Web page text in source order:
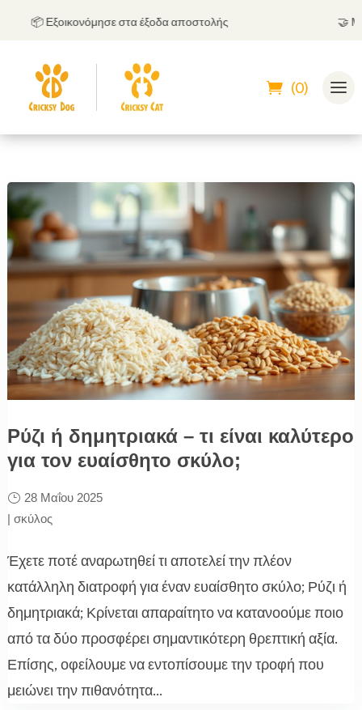
📦 Εξοικονόμησε στα έξοδα αποστολής
(0)
Ρύζι ή δημητριακά – τι είναι καλύτερο
για τον ευαίσθητο σκύλο;
28 Μαΐου 2025
| σκύλος
Έχετε ποτέ αναρωτηθεί τι αποτελεί την πλέον
κατάλληλη διατροφή για έναν ευαίσθητο σκύλο; Ρύζι ή
δημητριακά; Κρίνεται απαραίτητο να κατανοούμε ποιο
από τα δύο προσφέρει σημαντικότερη θρεπτική αξία.
Επίσης, οφείλουμε να εντοπίσουμε την τροφή που
μειώνει την πιθανότητα...